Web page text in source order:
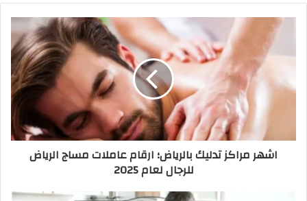
اشهر مراكز تدليك بالرياض؛ ارقام عاملات مساج الرياض
للرجال لعام 2025